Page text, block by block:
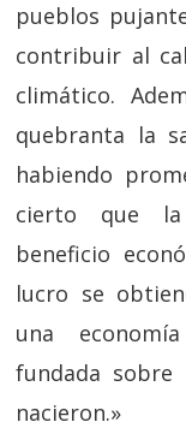
pueblos
contribuir al
climático.
quebranta la
habiendo
cierto que la
beneficio
lucro se
una
fundada
nacieron.»